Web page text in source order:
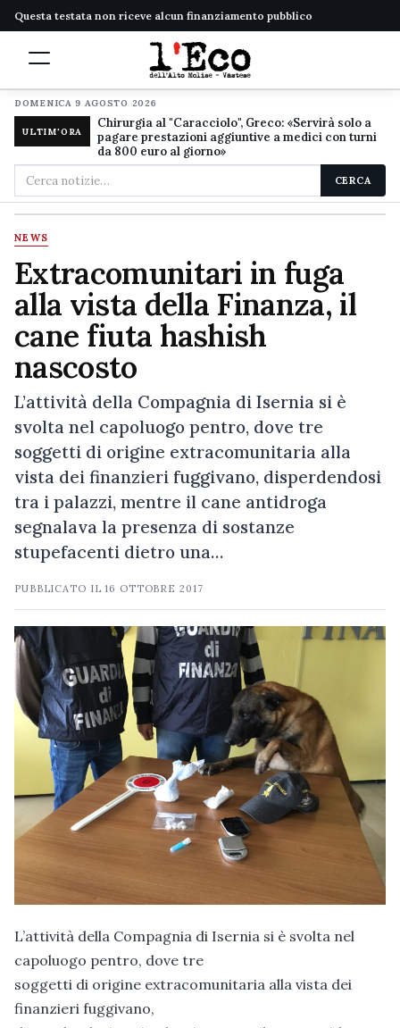
Questa testata non riceve alcun finanziamento pubblico
DOMENICA 9 AGOSTO 2026
ULTIM'ORA
Chirurgia al "Caracciolo", Greco: «Servirà solo a
pagare prestazioni aggiuntive a medici con turni
da 800 euro al giorno»
Cerca
nel
sito
CERCA
NEWS
Extracomunitari in fuga
alla vista della Finanza, il
cane fiuta hashish
nascosto
L’attività della Compagnia di Isernia si è
svolta nel capoluogo pentro, dove tre
soggetti di origine extracomunitaria alla
vista dei finanzieri fuggivano, disperdendosi
tra i palazzi, mentre il cane antidroga
segnalava la presenza di sostanze
stupefacenti dietro una…
PUBBLICATO IL16 OTTOBRE 2017
L’attività della Compagnia di Isernia si è svolta nel
capoluogo pentro, dove tre
soggetti di origine extracomunitaria alla vista dei
finanzieri fuggivano,